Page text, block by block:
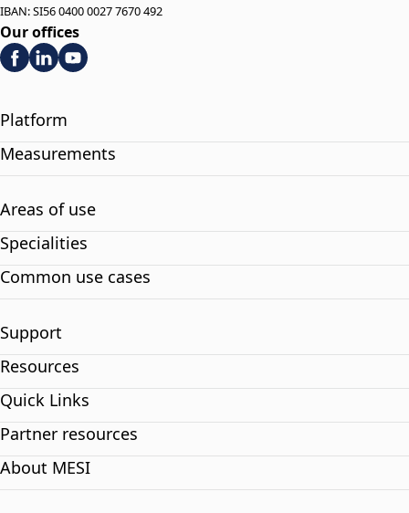
IBAN: SI56 0400 0027 7670 492
Our offices
Platform
Measurements
Areas of use
Specialities
Common use cases
Support
Resources
Quick Links
Partner resources
About MESI